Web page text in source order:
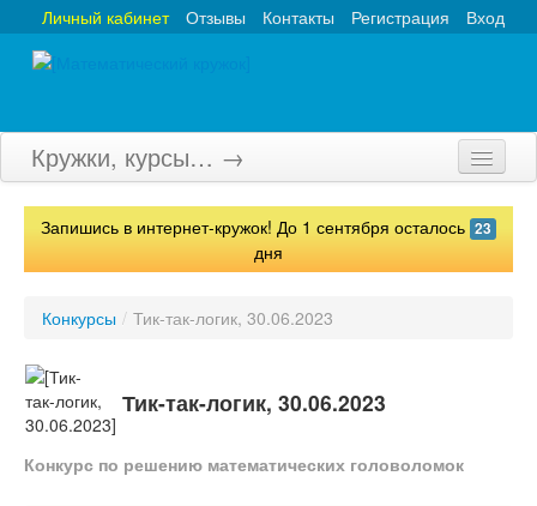
Вход
Регистрация
Контакты
Отзывы
Личный кабинет
Кружки, курсы… →
Главная
Турниры
Запишись в интернет-кружок! До 1 сентября осталось 23
дня
Конкурсы / Тик-так-логик, 30.06.2023
Тик-так-логик, 30.06.2023
Конкурс по решению математических головоломок